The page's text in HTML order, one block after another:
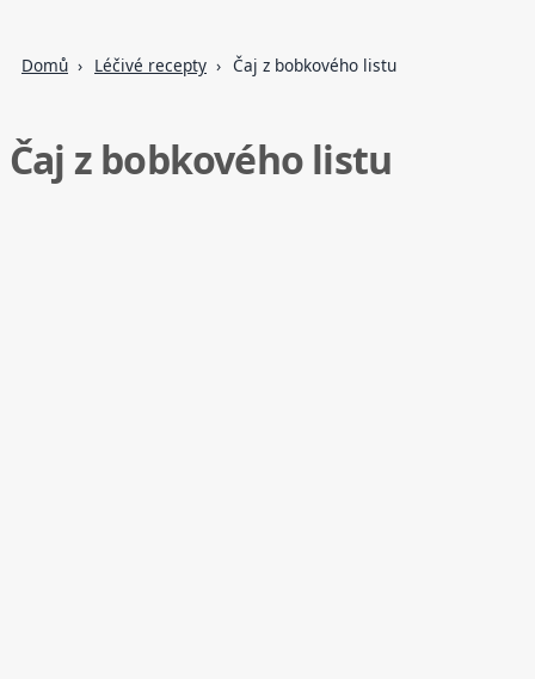
Domů Léčivé recepty Čaj z bobkového listu
Čaj z bobkového listu